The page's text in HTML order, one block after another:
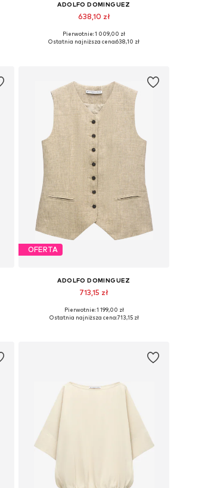
ADOLFO DOMINGUEZ
638,10 zł
Dostępne rozmiary: 36, 38, 40, 42, 44
Pierwotnie: 1 009,00 zł
Ostatnia najniższa cena:638,10 zł
OFERTA
ADOLFO DOMINGUEZ
713,15 zł
Dostępne rozmiary: 34, 36, 38, 40, 42
Pierwotnie: 1 199,00 zł
Ostatnia najniższa cena:713,15 zł